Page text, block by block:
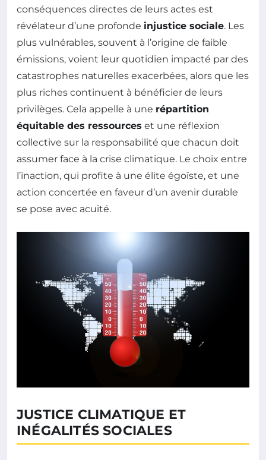
conséquences directes de leurs actes est
révélateur d’une profonde injustice sociale. Les
plus vulnérables, souvent à l’origine de faible
émissions, voient leur quotidien impacté par des
catastrophes naturelles exacerbées, alors que les
plus riches continuent à bénéficier de leurs
privilèges. Cela appelle à une répartition
équitable des ressources et une réflexion
collective sur la responsabilité que chacun doit
assumer face à la crise climatique. Le choix entre
l’inaction, qui profite à une élite égoïste, et une
action concertée en faveur d’un avenir durable
se pose avec acuité.
JUSTICE CLIMATIQUE ET
INÉGALITÉS SOCIALES